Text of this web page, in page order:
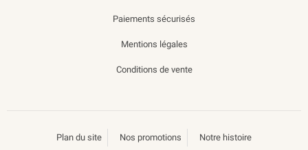
Paiements sécurisés
Mentions légales
Conditions de vente
Plan du site Nos promotions Notre histoire